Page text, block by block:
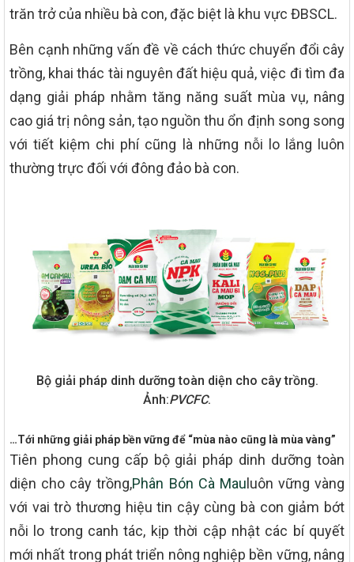
trăn trở của nhiều bà con, đặc biệt là khu vực ĐBSCL.
Bên cạnh những vấn đề về cách thức chuyển đổi cây
trồng, khai thác tài nguyên đất hiệu quả, việc đi tìm đa
dạng giải pháp nhằm tăng năng suất mùa vụ, nâng
cao giá trị nông sản, tạo nguồn thu ổn định song song
với tiết kiệm chi phí cũng là những nỗi lo lắng luôn
thường trực đối với đông đảo bà con.
Bộ giải pháp dinh dưỡng toàn diện cho cây trồng.
Ảnh:PVCFC.
…Tới những giải pháp bền vững để “mùa nào cũng là mùa vàng”
Tiên phong cung cấp bộ giải pháp dinh dưỡng toàn
diện cho cây trồng,Phân Bón Cà Mau luôn vững vàng
với vai trò thương hiệu tin cậy cùng bà con giảm bớt
nỗi lo trong canh tác, kịp thời cập nhật các bí quyết
mới nhất trong phát triển nông nghiệp bền vững, nâng